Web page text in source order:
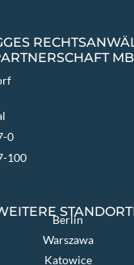
0
100
Berlin
Warszawa
Katowice